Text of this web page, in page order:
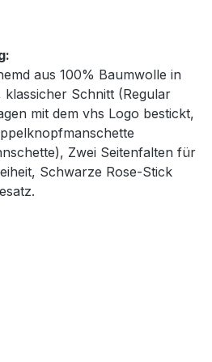
aus 100% Baumwolle in
Schnitt (Regular
mit dem vhs Logo bestickt,
Zwei Seitenfalten für
Schwarze Rose-Stick